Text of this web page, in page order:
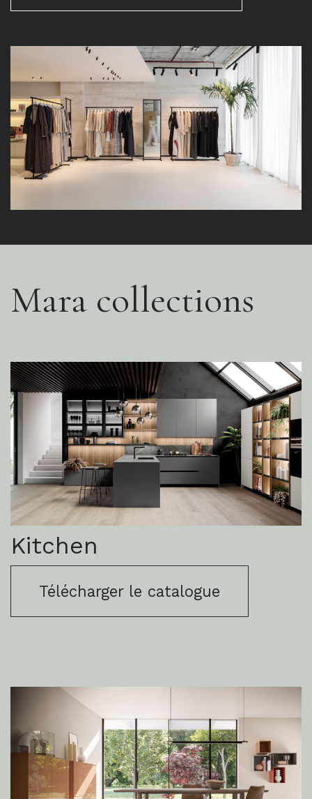
Mara collections
Kitchen
Télécharger le catalogue